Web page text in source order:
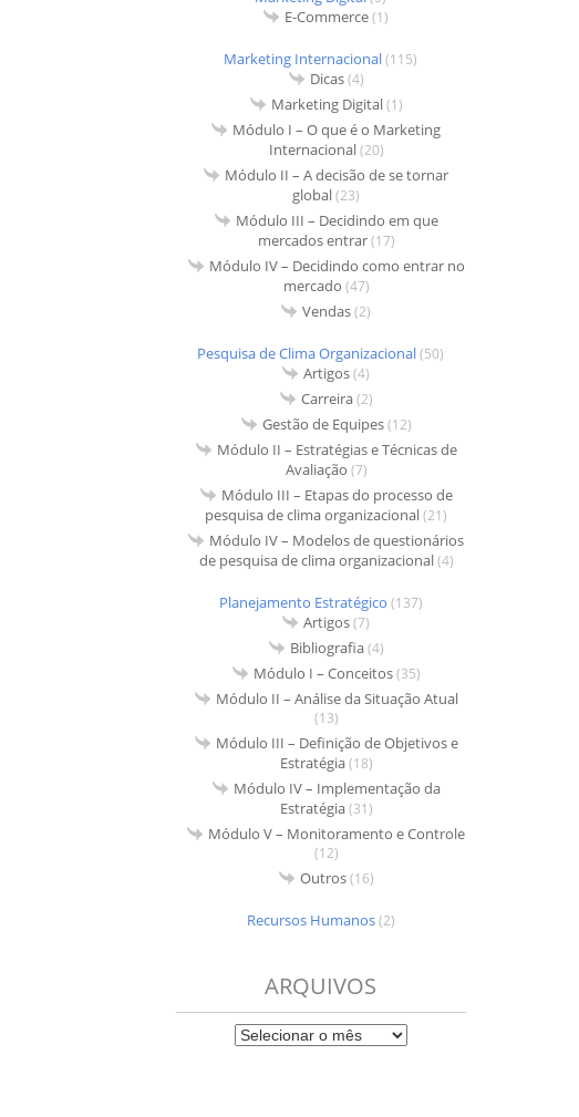
E-Commerce(1)
Marketing Internacional(115)
Dicas(4)
Marketing Digital(1)
Módulo I – O que é o Marketing
Internacional(20)
Módulo II – A decisão de se tornar
global(23)
Módulo III – Decidindo em que
mercados entrar(17)
Módulo IV – Decidindo como entrar no
mercado (47)
Vendas(2)
Pesquisa de Clima Organizacional(50)
Artigos(4)
Carreira(2)
Gestão de Equipes(12)
Módulo II – Estratégias e Técnicas de
Avaliação (7)
Módulo III – Etapas do processo de
pesquisa de clima organizacional(21)
Módulo IV – Modelos de questionários
de pesquisa de clima organizacional(4)
Planejamento Estratégico (137)
Artigos(7)
Bibliografia(4)
Módulo I – Conceitos(35)
Módulo II – Análise da Situação Atual
(13)
Módulo III – Definição de Objetivos e
Estratégia(18)
Módulo IV – Implementação da
Estratégia(31)
Módulo V – Monitoramento e Controle
(12)
Outros(16)
Recursos Humanos(2)
ARQUIVOS